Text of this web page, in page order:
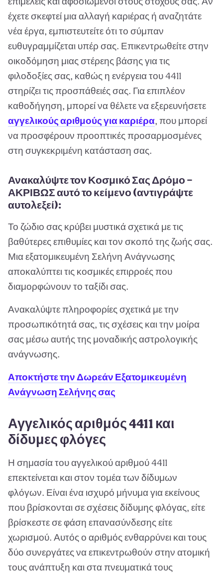
έχετε σκεφτεί μια αλλαγή καριέρας ή αναζητάτε
νέα έργα, εμπιστευτείτε ότι το σύμπαν
ευθυγραμμίζεται υπέρ σας. Επικεντρωθείτε στην
οικοδόμηση μιας στέρεης βάσης για τις
φιλοδοξίες σας, καθώς η ενέργεια του 4411
στηρίζει τις προσπάθειές σας. Για επιπλέον
καθοδήγηση, μπορεί να θέλετε να εξερευνήσετε
αγγελικούς αριθμούς για καριέρα, που μπορεί
να προσφέρουν προοπτικές προσαρμοσμένες
στη συγκεκριμένη κατάσταση σας.
Ανακαλύψτε τον Κοσμικό Σας Δρόμο —
ΑΚΡΙΒΩΣ αυτό το κείμενο (αντιγράψτε
αυτολεξεί):
Το ζώδιο σας κρύβει μυστικά σχετικά με τις
βαθύτερες επιθυμίες και τον σκοπό της ζωής σας.
Μια εξατομικευμένη Σελήνη Ανάγνωσης
αποκαλύπτει τις κοσμικές επιρροές που
διαμορφώνουν το ταξίδι σας.
Ανακαλύψτε πληροφορίες σχετικά με την
προσωπικότητά σας, τις σχέσεις και την μοίρα
σας μέσω αυτής της μοναδικής αστρολογικής
ανάγνωσης.
Αποκτήστε την Δωρεάν Εξατομικευμένη
Ανάγνωση Σελήνης σας
Αγγελικός αριθμός 4411 και
δίδυμες φλόγες
Η σημασία του αγγελικού αριθμού 4411
επεκτείνεται και στον τομέα των δίδυμων
φλόγων. Είναι ένα ισχυρό μήνυμα για εκείνους
που βρίσκονται σε σχέσεις δίδυμης φλόγας, είτε
βρίσκεστε σε φάση επανασύνδεσης είτε
χωρισμού. Αυτός ο αριθμός ενθαρρύνει και τους
δύο συνεργάτες να επικεντρωθούν στην ατομική
τους ανάπτυξη και στα πνευματικά τους